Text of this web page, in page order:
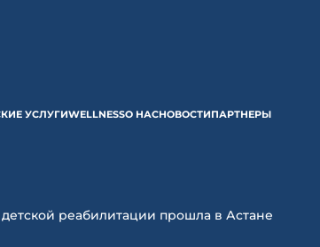
УСЛУГИWELLNESSО НАСНОВОСТИПАРТНЕРЫ
реабилитации прошла в Астане